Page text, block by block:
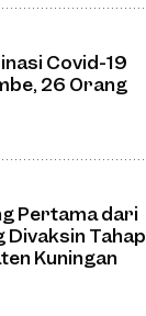
Covid-19
26 Orang
Pertama dari
Divaksin Tahap
Kuningan